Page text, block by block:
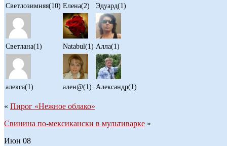
Светлозимняя(10) Елена(2) Эдуард(1)
Светлана(1) Natabul(1) Алла(1)
алекса(1) ален@(1) Александр(1)
« Пирог «Нежное облако»
Свинина по-мексикански в мультиварке »
Июн 08